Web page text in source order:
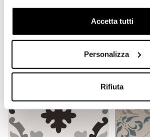
Accetta tutti
Personalizza
Rifiuta
Ceramica Sant'Agostino
Richiedi preventivo
cm -